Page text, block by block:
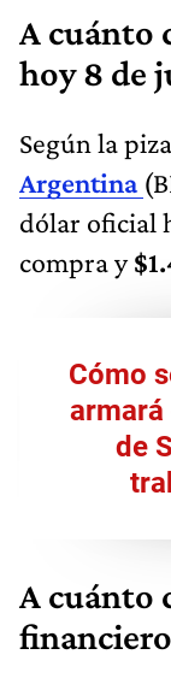
A cuánto
hoy 8 de
Según la
Argentina
dólar oficial
compra y
Cómo
armará
de
A cuánto